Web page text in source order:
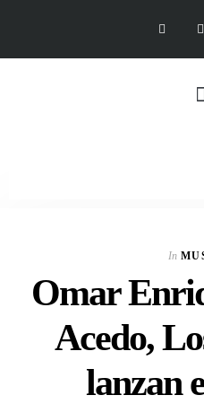
In
Omar
Acedo,
lanzan